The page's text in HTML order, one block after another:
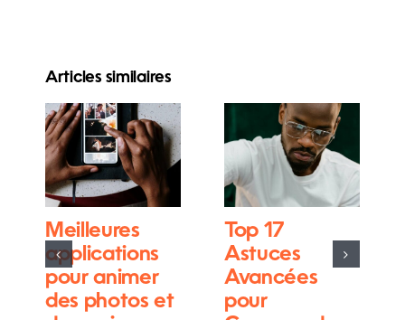
Articles similaires
Meilleures
applications
pour animer
des photos et
Top 17
Astuces
Avancées
pour